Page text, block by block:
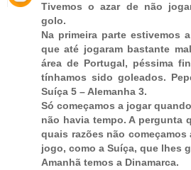
Tivemos o azar de não
golo.
Na primeira parte estivemos
que até jogaram bastante
área de Portugal, péssima
tínhamos sido goleados.
Suíça 5 – Alemanha 3.
Só começamos a jogar
não havia tempo. A pergunta
quais razões não
jogo, como a Suíça, que lhes
Amanhã temos a Dinamarca.